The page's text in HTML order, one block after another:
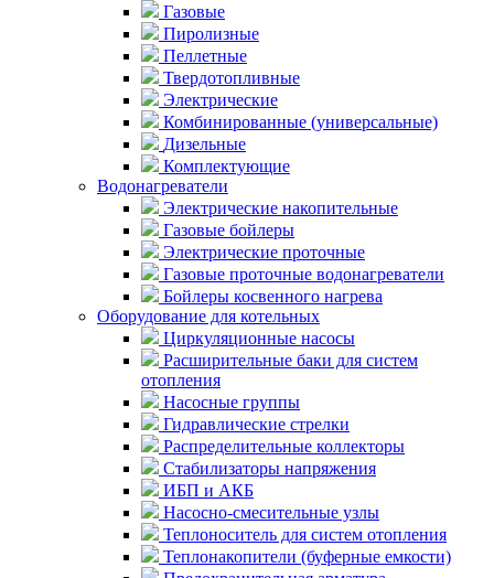
Газовые
Пиролизные
Пеллетные
Твердотопливные
Электрические
Комбинированные (универсальные)
Дизельные
Комплектующие
Водонагреватели
Электрические накопительные
Газовые бойлеры
Электрические проточные
Газовые проточные водонагреватели
Бойлеры косвенного нагрева
Оборудование для котельных
Циркуляционные насосы
Расширительные баки для систем
отопления
Насосные группы
Гидравлические стрелки
Распределительные коллекторы
Стабилизаторы напряжения
ИБП и АКБ
Насосно-смесительные узлы
Теплоноситель для систем отопления
Теплонакопители (буферные емкости)